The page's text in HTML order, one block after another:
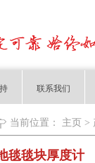
联系我们
当前位置： 主页 >
毯毯块厚度计